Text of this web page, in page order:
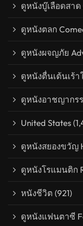
ดูหนังบู๊เลือดสาด
ดูหนังตลก
ดูหนังผจญภัย
ดูหนังตื่นเต้นเร้า
ดูหนังอาชญากร
United States
ดูหนังสยองขวัญ
ดูหนังโรแมนติก
หนังชีวิต (921)
ดูหนังแฟนตาซี